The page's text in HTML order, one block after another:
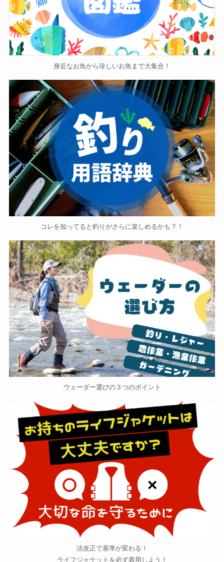
身近なお魚から珍しいお魚まで大集合！
コレを知ってると釣りがさらに楽しめるかも？！
ウェーダー選びの３つのポイント
法改正で基準が変わる！
ライフジャケットを必ず着用しよう！